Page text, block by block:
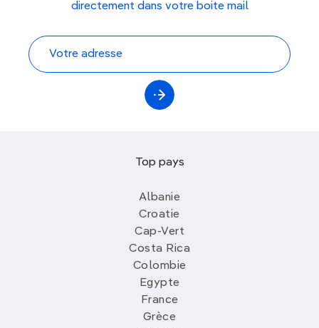
directement dans votre boite mail
Top pays
Albanie
Croatie
Cap-Vert
Costa Rica
Colombie
Egypte
France
Grèce